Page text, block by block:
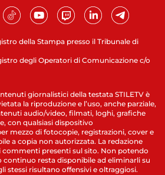
della Stampa presso il Tribunale di
degli Operatori di Comunicazione c/o
giornalistici della testata STILETV è
la riproduzione e l’uso, anche parziale,
audio/video, filmati, loghi, grafiche
con qualsiasi dispositivo
mezzo di fotocopie, registrazioni, cover e
a copia non autorizzata. La redazione
commenti presenti sul sito. Non potendo
resta disponibile ad eliminarli su
stessi risultano offensivi e oltraggiosi.